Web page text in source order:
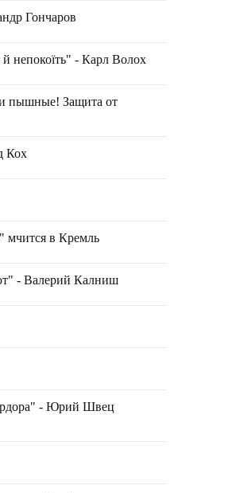
Гончаров
й непокоїть" - Карл Волох
Защита от
Кох
мчится в Кремль
- Валерий Калниш
- Юрий Швец